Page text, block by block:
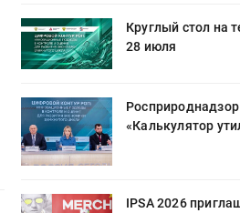
Круглый стол на
28 июля
«Калькулятор
IPSA 2026